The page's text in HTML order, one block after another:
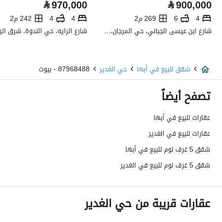
صرف صحي
تفاصيل اضافية
عمر العقار
اربع سنوات
عرض الشارع
رقم المخطط
رقم صك الملكية
واجهة العقار
الضمانات والمدة
-
⃁900,000
4
6
269 م2
شارع ابن عيسى الجباني، حي المرجان، شرق الرياض، الرياض
⃁970,000
4
4 242 م2
شقق للبيع في أبها حي الغدير 87968488 - بيوت
تصفح أيضاً
عقارات للبيع في أبها
عقارات للبيع في الغدير
شقق 5 غرف نوم للبيع في أبها
شقق 5 غرف نوم للبيع في الغدير
عقارات قريبة من حي الغدير